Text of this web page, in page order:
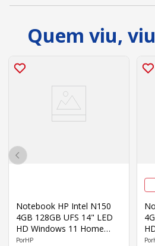
Quem viu,
Notebook HP Intel N150
4GB 128GB UFS 14" LED
HD Windows 11 Home
Prata
HP